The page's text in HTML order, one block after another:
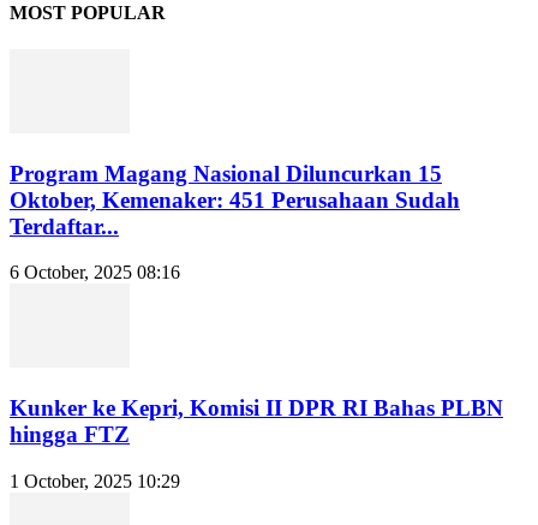
MOST POPULAR
Program Magang Nasional Diluncurkan 15
Oktober, Kemenaker: 451 Perusahaan Sudah
Terdaftar...
6 October, 2025 08:16
Kunker ke Kepri, Komisi II DPR RI Bahas PLBN
hingga FTZ
1 October, 2025 10:29